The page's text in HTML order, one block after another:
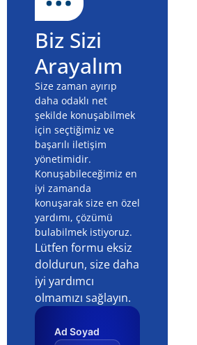
Biz Sizi
Arayalım
Size zaman ayırıp
daha odaklı net
şekilde konuşabilmek
için seçtiğimiz ve
başarılı iletişim
yönetimidir.
Konuşabileceğimiz en
iyi zamanda
konuşarak size en özel
yardımı, çözümü
bulabilmek istiyoruz.
Lütfen formu eksiz
doldurun, size daha
iyi yardımcı
olmamızı sağlayın.
Ad Soyad